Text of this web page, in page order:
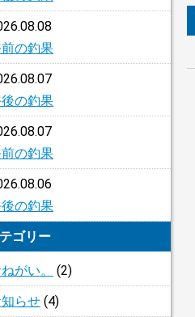
の釣果
の釣果
の釣果
の釣果
ゴリー
がい。
(2)
らせ (4)